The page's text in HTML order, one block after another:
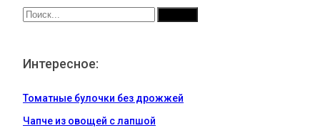
Интересное:
Томатные булочки без дрожжей
Чапче из овощей с лапшой